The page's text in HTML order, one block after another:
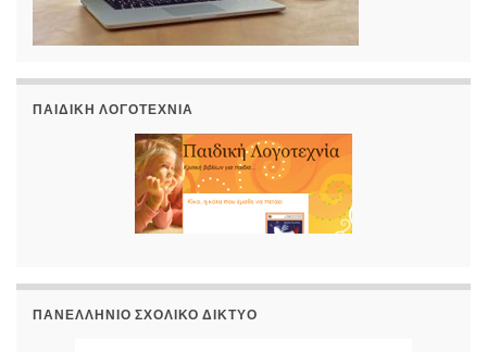
ΠΑΙΔΙΚΉ ΛΟΓΟΤΕΧΝΊΑ
ΠΑΝΕΛΛΉΝΙΟ ΣΧΟΛΙΚΌ ΔΊΚΤΥΟ